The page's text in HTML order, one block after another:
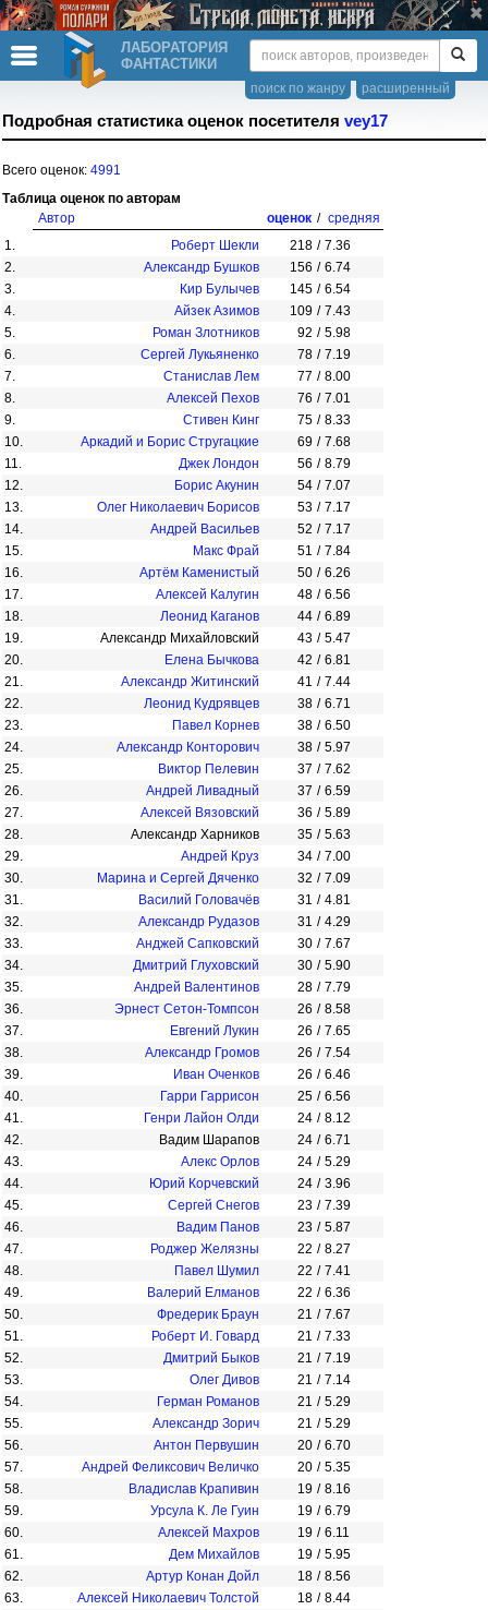
ЛАБОРАТОРИЯ
ФАНТАСТИКИ
расширенный
поиск по жанру
Подробная статистика оценок посетителя vey17
Всего оценок: 4991
Таблица оценок по авторам
Автор
оценок / средняя
1.
Роберт Шекли 218 / 7.36
2.
Александр Бушков 156 / 6.74
3.
Кир Булычев 145 / 6.54
4.
Айзек Азимов 109 / 7.43
5.
Роман Злотников 92 / 5.98
6.
Сергей Лукьяненко 78 / 7.19
7.
Станислав Лем 77 / 8.00
8.
Алексей Пехов 76 / 7.01
9.
Стивен Кинг 75 / 8.33
10.
Аркадий и Борис Стругацкие 69 / 7.68
11.
Джек Лондон 56 / 8.79
12.
Борис Акунин 54 / 7.07
13.
Олег Николаевич Борисов 53 / 7.17
14.
Андрей Васильев 52 / 7.17
15.
Макс Фрай 51 / 7.84
16.
Артём Каменистый 50 / 6.26
17.
Алексей Калугин 48 / 6.56
18.
Леонид Каганов 44 / 6.89
19.
Александр Михайловский 43 / 5.47
20.
Елена Бычкова 42 / 6.81
21.
Александр Житинский 41 / 7.44
22.
Леонид Кудрявцев 38 / 6.71
23.
Павел Корнев 38 / 6.50
24.
Александр Конторович 38 / 5.97
25.
Виктор Пелевин 37 / 7.62
26.
Андрей Ливадный 37 / 6.59
27.
Алексей Вязовский 36 / 5.89
28.
Александр Харников 35 / 5.63
29.
Андрей Круз 34 / 7.00
30.
Марина и Сергей Дяченко 32 / 7.09
31.
Василий Головачёв 31 / 4.81
32.
Александр Рудазов 31 / 4.29
33.
Анджей Сапковский 30 / 7.67
34.
Дмитрий Глуховский 30 / 5.90
35.
Андрей Валентинов 28 / 7.79
36.
Эрнест Сетон-Томпсон 26 / 8.58
37.
Евгений Лукин 26 / 7.65
38.
Александр Громов 26 / 7.54
39.
Иван Оченков 26 / 6.46
40.
Гарри Гаррисон 25 / 6.56
41.
Генри Лайон Олди 24 / 8.12
42.
Вадим Шарапов 24 / 6.71
43.
Алекс Орлов 24 / 5.29
44.
Юрий Корчевский 24 / 3.96
45.
Сергей Снегов 23 / 7.39
46.
Вадим Панов 23 / 5.87
47.
Роджер Желязны 22 / 8.27
48.
Павел Шумил 22 / 7.41
49.
Валерий Елманов 22 / 6.36
50.
Фредерик Браун 21 / 7.67
51.
Роберт И. Говард 21 / 7.33
52.
Дмитрий Быков 21 / 7.19
53.
Олег Дивов 21 / 7.14
54.
Герман Романов 21 / 5.29
55.
Александр Зорич 21 / 5.29
56.
Антон Первушин 20 / 6.70
57.
Андрей Феликсович Величко 20 / 5.35
58.
Владислав Крапивин 19 / 8.16
59.
Урсула К. Ле Гуин 19 / 6.79
60.
Алексей Махров 19 / 6.11
61.
Дем Михайлов 19 / 5.95
62.
Артур Конан Дойл 18 / 8.56
63.
Алексей Николаевич Толстой 18 / 8.44